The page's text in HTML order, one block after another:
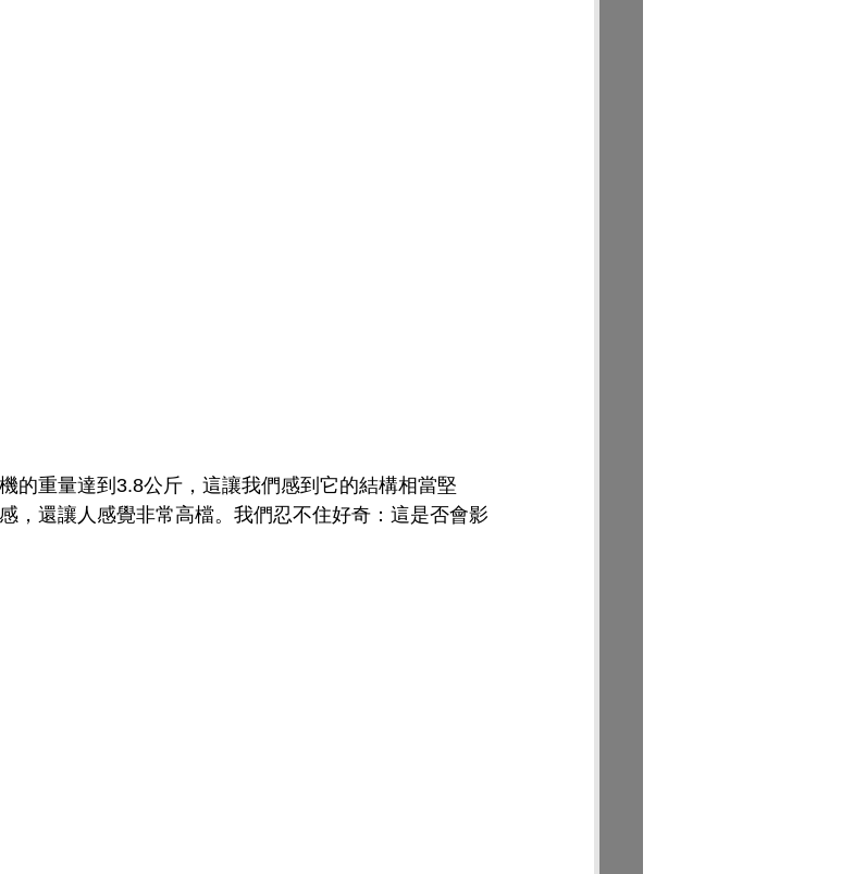
的重量達到3.8公斤，這讓我們感到它的結構相當堅
，還讓人感覺非常高檔。我們忍不住好奇：這是否會影